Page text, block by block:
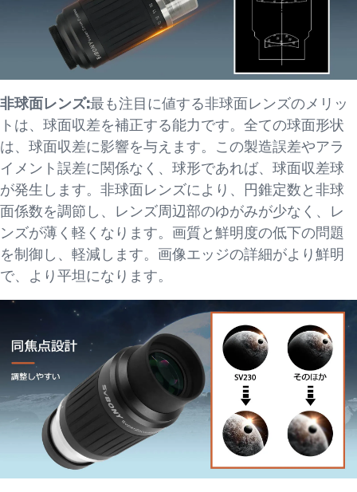
非球面レンズ:最も注目に値する非球面レンズのメリッ
トは、球面収差を補正する能力です。全ての球面形状
は、球面収差に影響を与えます。この製造誤差やアラ
イメント誤差に関係なく、球形であれば、球面収差球
が発生します。非球面レンズにより、円錐定数と非球
面係数を調節し、レンズ周辺部のゆがみが少なく、レ
ンズが薄く軽くなります。画質と鮮明度の低下の問題
を制御し、軽減します。画像エッジの詳細がより鮮明
で、より平坦になります。